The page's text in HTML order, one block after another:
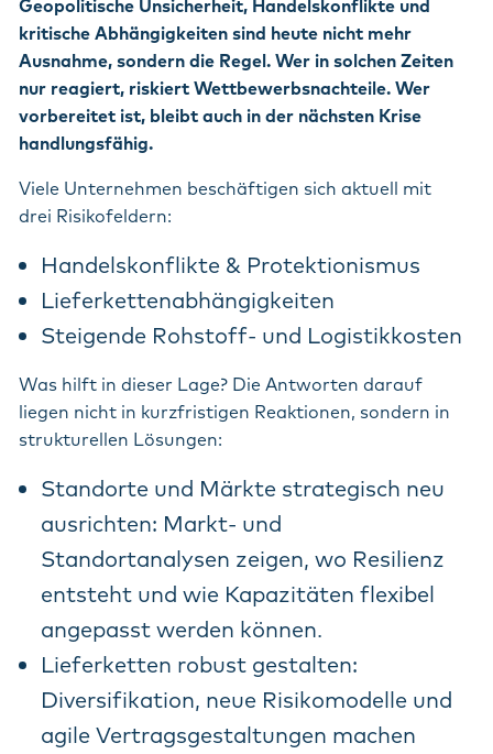
Geopolitische Unsicherheit, Handelskonflikte und
kritische Abhängigkeiten sind heute nicht mehr
Ausnahme, sondern die Regel. Wer in solchen Zeiten
nur reagiert, riskiert Wettbewerbsnachteile. Wer
vorbereitet ist, bleibt auch in der nächsten Krise
handlungsfähig.
Viele Unternehmen beschäftigen sich aktuell mit
drei Risikofeldern:
Handelskonflikte & Protektionismus
Lieferkettenabhängigkeiten
Steigende Rohstoff- und Logistikkosten
Was hilft in dieser Lage? Die Antworten darauf
liegen nicht in kurzfristigen Reaktionen, sondern in
strukturellen Lösungen:
Standorte und Märkte strategisch neu
ausrichten: Markt- und
Standortanalysen zeigen, wo Resilienz
entsteht und wie Kapazitäten flexibel
angepasst werden können.
Lieferketten robust gestalten:
Diversifikation, neue Risikomodelle und
agile Vertragsgestaltungen machen